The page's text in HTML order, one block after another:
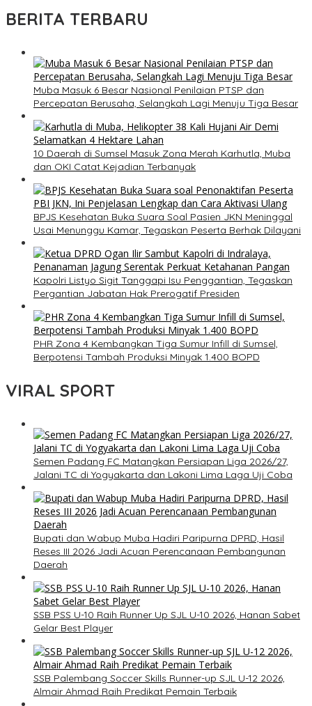
BERITA TERBARU
Muba Masuk 6 Besar Nasional Penilaian PTSP dan
Percepatan Berusaha, Selangkah Lagi Menuju Tiga Besar
10 Daerah di Sumsel Masuk Zona Merah Karhutla, Muba
dan OKI Catat Kejadian Terbanyak
BPJS Kesehatan Buka Suara Soal Pasien JKN Meninggal
Usai Menunggu Kamar, Tegaskan Peserta Berhak Dilayani
Kapolri Listyo Sigit Tanggapi Isu Penggantian, Tegaskan
Pergantian Jabatan Hak Prerogatif Presiden
PHR Zona 4 Kembangkan Tiga Sumur Infill di Sumsel,
Berpotensi Tambah Produksi Minyak 1.400 BOPD
VIRAL SPORT
Semen Padang FC Matangkan Persiapan Liga 2026/27,
Jalani TC di Yogyakarta dan Lakoni Lima Laga Uji Coba
Bupati dan Wabup Muba Hadiri Paripurna DPRD, Hasil
Reses III 2026 Jadi Acuan Perencanaan Pembangunan
Daerah
SSB PSS U-10 Raih Runner Up SJL U-10 2026, Hanan Sabet
Gelar Best Player
SSB Palembang Soccer Skills Runner-up SJL U-12 2026,
Almair Ahmad Raih Predikat Pemain Terbaik